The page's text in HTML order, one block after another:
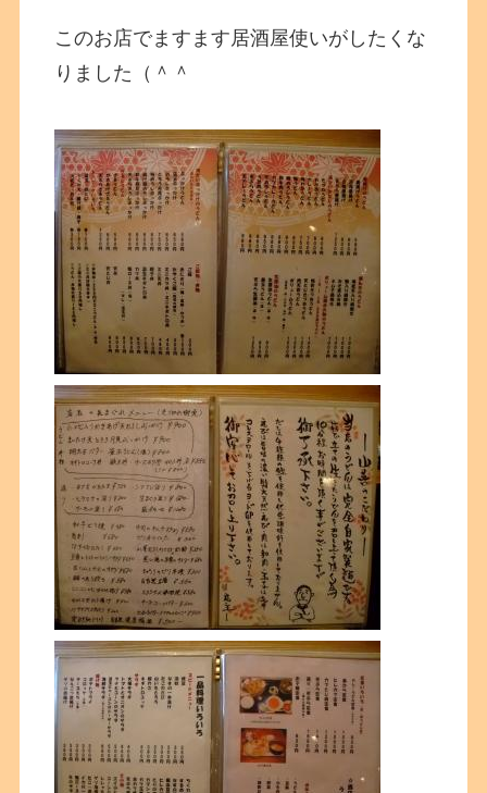
このお店でますます居酒屋使いがしたくな
りました（＾＾